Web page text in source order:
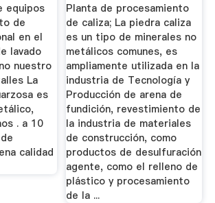
equipos
de
en el
lavado
nuestro
La
es
. a 10
calidad
Planta de procesamiento
de caliza; La piedra caliza
es un tipo de minerales no
metálicos comunes, es
ampliamente utilizada en la
industria de Tecnología y
Producción de arena de
fundición, revestimiento de
la industria de materiales
de construcción, como
productos de desulfuración
agente, como el relleno de
plástico y procesamiento
de la ...